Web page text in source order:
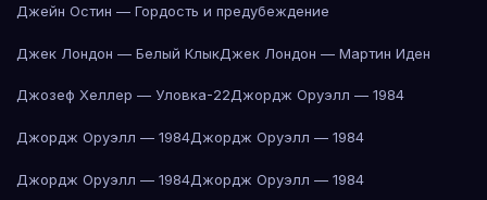
Джейн Остин — Гордость и предубеждение
Джек Лондон — Белый КлыкДжек Лондон — Мартин Иден
Джозеф Хеллер — Уловка-22Джордж Оруэлл — 1984
Джордж Оруэлл — 1984Джордж Оруэлл — 1984
Джордж Оруэлл — 1984Джордж Оруэлл — 1984